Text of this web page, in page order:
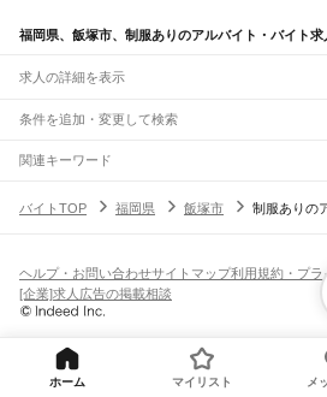
福岡県、飯塚市、制服ありのアルバイト・バイト求
求人の詳細を表示
条件を追加・変更して検索
市区町村を追加・変更
福岡県すべて
福岡市すべて
東区博多区中央区南区
豊前市
筑紫野市
うきは市
朝倉市
駅を追加・変更
門司駅
JR博多南線
博多駅 博多南駅
JR鹿児島本線(下関・門司港～博多)
門司港駅
小倉駅 九州工
スペースワールド駅
八幡駅 黒崎駅 折尾駅
飲食・フードサービス
飲食・フードサービス
ホールスタッフ
皿洗い・洗い
飲食店補助（開店・閉店準備）
飲食店（店長・
営業・販売
営業・販売
特徴を追加・変更
人気
ピアスOK
オープニングスタッフ
留
勤務期間
アルバイト・パート
正社員
都道府県を変更
関連キーワード
福岡県 飯塚市 高校生
福岡県 飯塚市 寮完備
バイトTOP 福岡県 飯塚市 制服ありの
ヘルプ・お問い合わせサイトマップ利用規約・プラ
[企業]求人広告の掲載相談
ホーム マイリスト メ